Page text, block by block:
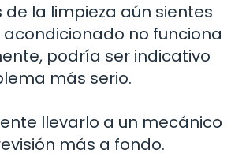
de la limpieza aún sientes
acondicionado no funciona
podría ser indicativo
más serio.
llevarlo a un mecánico
más a fondo.